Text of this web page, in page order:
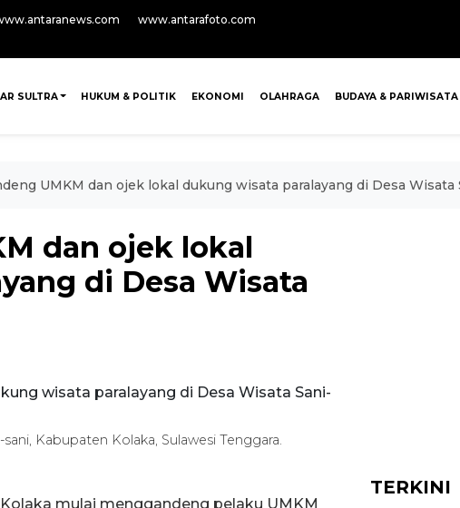
www.antarafoto.com
SULTRA HUKUM & POLITIK EKONOMI OLAHRAGA BUDAYA & PARIWISATA
UMKM dan ojek lokal dukung wisata paralayang di Desa Wisata
dan ojek lokal
di Desa Wisata
Kabupaten Kolaka, Sulawesi Tenggara.
mulai menggandeng pelaku UMKM
TERKINI